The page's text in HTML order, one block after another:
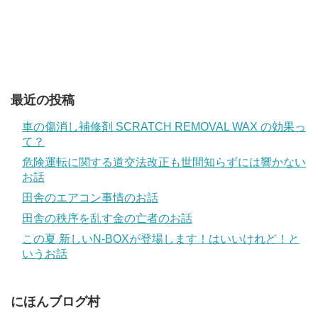
最近の投稿
車の傷消し補修剤 SCRATCH REMOVAL WAX の効果っ
て？
危険運転に関する道交法改正も世間知らずには響かない
お話
田舎のエアコン事情のお話
田舎の秩序を乱す金の亡者のお話
この夏 新しいN-BOXが登場します！はいいけれど！と
いうお話
にほんブログ村